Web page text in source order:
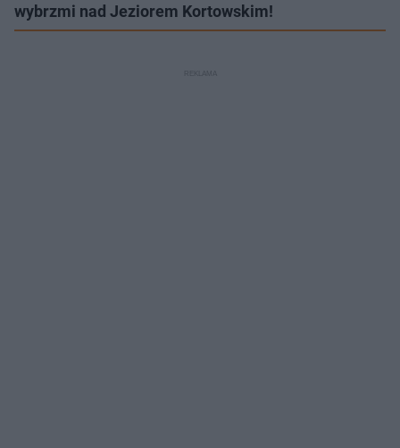
wybrzmi nad Jeziorem Kortowskim!